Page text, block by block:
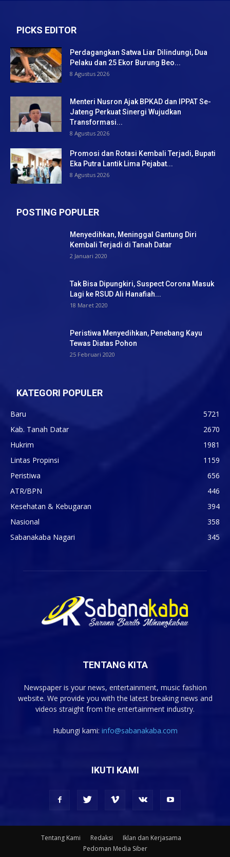
PICKS EDITOR
Perdagangkan Satwa Liar Dilindungi, Dua
Pelaku dan 25 Ekor Burung Beo...
8 Agustus 2026
Menteri Nusron Ajak BPKAD dan IPPAT Se-
Jateng Perkuat Sinergi Wujudkan
Transformasi...
8 Agustus 2026
Promosi dan Rotasi Kembali Terjadi, Bupati
Eka Putra Lantik Lima Pejabat...
8 Agustus 2026
POSTING POPULER
Menyedihkan, Meninggal Gantung Diri
Kembali Terjadi di Tanah Datar
2 Januari 2020
Tak Bisa Dipungkiri, Suspect Corona Masuk
Lagi ke RSUD Ali Hanafiah...
18 Maret 2020
Peristiwa Menyedihkan, Penebang Kayu
Tewas Diatas Pohon
25 Februari 2020
KATEGORI POPULER
Baru
5721
Kab. Tanah Datar
2670
Hukrim
1981
Lintas Propinsi
1159
Peristiwa
656
ATR/BPN
446
Kesehatan & Kebugaran
394
Nasional
358
Sabanakaba Nagari
345
TENTANG KITA
Newspaper is your news, entertainment, music fashion
website. We provide you with the latest breaking news and
videos straight from the entertainment industry.
Hubungi kami: info@sabanakaba.com
IKUTI KAMI
Tentang Kami Redaksi
Iklan dan Kerjasama
Pedoman Media Siber